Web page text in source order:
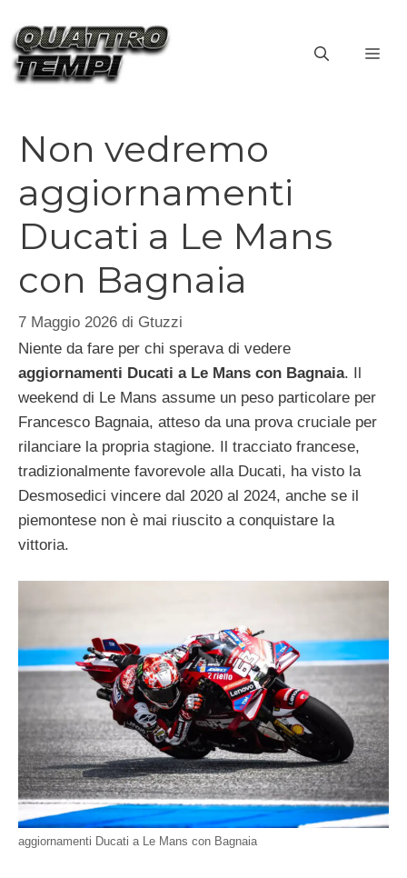
contenuto
Non vedremo
aggiornamenti
Ducati a Le Mans
con Bagnaia
7 Maggio 2026 di Gtuzzi
Niente da fare per chi sperava di vedere
aggiornamenti Ducati a Le Mans con Bagnaia. Il
weekend di Le Mans assume un peso particolare per
Francesco Bagnaia, atteso da una prova cruciale per
rilanciare la propria stagione. Il tracciato francese,
tradizionalmente favorevole alla Ducati, ha visto la
Desmosedici vincere dal 2020 al 2024, anche se il
piemontese non è mai riuscito a conquistare la
vittoria.
aggiornamenti Ducati a Le Mans con Bagnaia